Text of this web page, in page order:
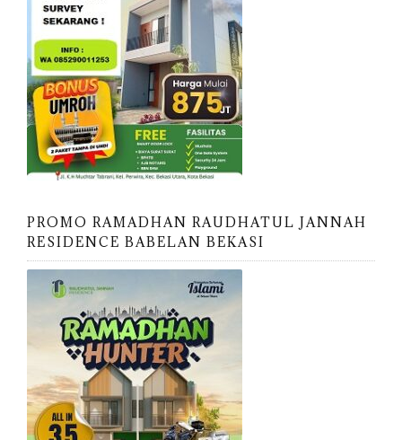
PROMO RAMADHAN RAUDHATUL JANNAH
RESIDENCE BABELAN BEKASI